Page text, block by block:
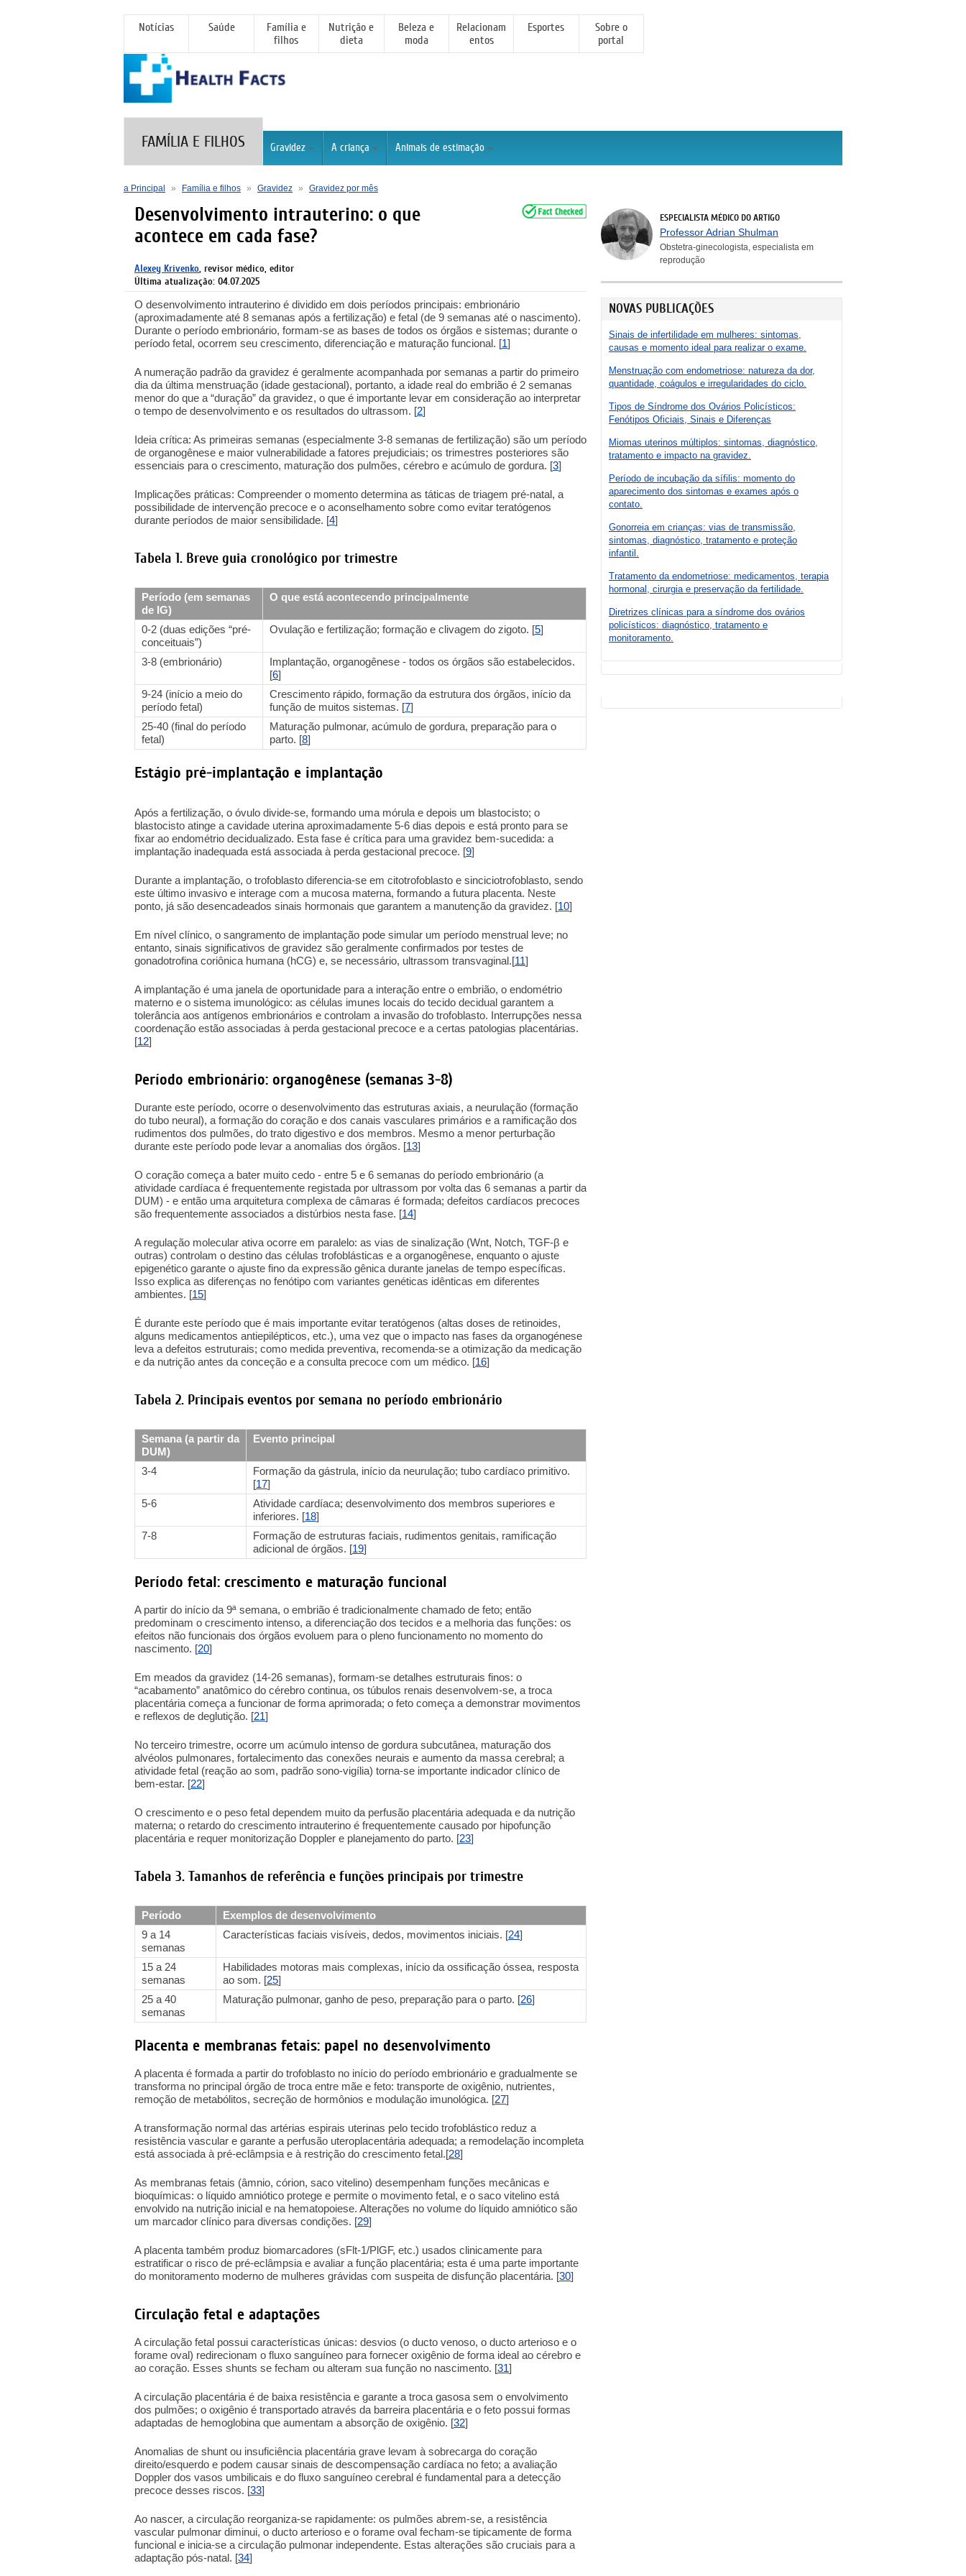
Notícias Saúde
Família e
filhos
Nutrição e
dieta
Beleza e
moda
Relacionam
entos
Esportes
Sobre o
portal
FAMÍLIA E FILHOS Gravidez A criança Animais de estimação
a Principal » Família e filhos » Gravidez » Gravidez por mês
ESPECIALISTA MÉDICO DO ARTIGO
Professor Adrian Shulman
Obstetra-ginecologista, especialista em
reprodução
NOVAS PUBLICAÇÕES
Sinais de infertilidade em mulheres: sintomas,
causas e momento ideal para realizar o exame.
Menstruação com endometriose: natureza da dor,
quantidade, coágulos e irregularidades do ciclo.
Tipos de Síndrome dos Ovários Policísticos:
Fenótipos Oficiais, Sinais e Diferenças
Miomas uterinos múltiplos: sintomas, diagnóstico,
tratamento e impacto na gravidez.
Período de incubação da sífilis: momento do
aparecimento dos sintomas e exames após o
contato.
Gonorreia em crianças: vias de transmissão,
sintomas, diagnóstico, tratamento e proteção
infantil.
Tratamento da endometriose: medicamentos, terapia
hormonal, cirurgia e preservação da fertilidade.
Diretrizes clínicas para a síndrome dos ovários
policísticos: diagnóstico, tratamento e
monitoramento.
Desenvolvimento intrauterino: o que
acontece em cada fase?
Alexey Krivenko, revisor médico, editor
Última atualização: 04.07.2025
O desenvolvimento intrauterino é dividido em dois períodos principais: embrionário
(aproximadamente até 8 semanas após a fertilização) e fetal (de 9 semanas até o nascimento).
Durante o período embrionário, formam-se as bases de todos os órgãos e sistemas; durante o
período fetal, ocorrem seu crescimento, diferenciação e maturação funcional. [1]
A numeração padrão da gravidez é geralmente acompanhada por semanas a partir do primeiro
dia da última menstruação (idade gestacional), portanto, a idade real do embrião é 2 semanas
menor do que a “duração” da gravidez, o que é importante levar em consideração ao interpretar
o tempo de desenvolvimento e os resultados do ultrassom. [2]
Ideia crítica: As primeiras semanas (especialmente 3-8 semanas de fertilização) são um período
de organogênese e maior vulnerabilidade a fatores prejudiciais; os trimestres posteriores são
essenciais para o crescimento, maturação dos pulmões, cérebro e acúmulo de gordura. [3]
Implicações práticas: Compreender o momento determina as táticas de triagem pré-natal, a
possibilidade de intervenção precoce e o aconselhamento sobre como evitar teratógenos
durante períodos de maior sensibilidade. [4]
Tabela 1. Breve guia cronológico por trimestre
Período (em semanas
de IG)
O que está acontecendo principalmente
0-2 (duas edições “pré-
conceituais”)
Ovulação e fertilização; formação e clivagem do zigoto. [5]
3-8 (embrionário)
Implantação, organogênese - todos os órgãos são estabelecidos.
[6]
9-24 (início a meio do
período fetal)
Crescimento rápido, formação da estrutura dos órgãos, início da
função de muitos sistemas. [7]
25-40 (final do período
fetal)
Maturação pulmonar, acúmulo de gordura, preparação para o
parto. [8]
Estágio pré-implantação e implantação
Após a fertilização, o óvulo divide-se, formando uma mórula e depois um blastocisto; o
blastocisto atinge a cavidade uterina aproximadamente 5-6 dias depois e está pronto para se
fixar ao endométrio decidualizado. Esta fase é crítica para uma gravidez bem-sucedida: a
implantação inadequada está associada à perda gestacional precoce. [9]
Durante a implantação, o trofoblasto diferencia-se em citotrofoblasto e sinciciotrofoblasto, sendo
este último invasivo e interage com a mucosa materna, formando a futura placenta. Neste
ponto, já são desencadeados sinais hormonais que garantem a manutenção da gravidez. [10]
Em nível clínico, o sangramento de implantação pode simular um período menstrual leve; no
entanto, sinais significativos de gravidez são geralmente confirmados por testes de
gonadotrofina coriônica humana (hCG) e, se necessário, ultrassom transvaginal.[11]
A implantação é uma janela de oportunidade para a interação entre o embrião, o endométrio
materno e o sistema imunológico: as células imunes locais do tecido decidual garantem a
tolerância aos antígenos embrionários e controlam a invasão do trofoblasto. Interrupções nessa
coordenação estão associadas à perda gestacional precoce e a certas patologias placentárias.
[12]
Período embrionário: organogênese (semanas 3-8)
Durante este período, ocorre o desenvolvimento das estruturas axiais, a neurulação (formação
do tubo neural), a formação do coração e dos canais vasculares primários e a ramificação dos
rudimentos dos pulmões, do trato digestivo e dos membros. Mesmo a menor perturbação
durante este período pode levar a anomalias dos órgãos. [13]
O coração começa a bater muito cedo - entre 5 e 6 semanas do período embrionário (a
atividade cardíaca é frequentemente registada por ultrassom por volta das 6 semanas a partir da
DUM) - e então uma arquitetura complexa de câmaras é formada; defeitos cardíacos precoces
são frequentemente associados a distúrbios nesta fase. [14]
A regulação molecular ativa ocorre em paralelo: as vias de sinalização (Wnt, Notch, TGF-β e
outras) controlam o destino das células trofoblásticas e a organogênese, enquanto o ajuste
epigenético garante o ajuste fino da expressão gênica durante janelas de tempo específicas.
Isso explica as diferenças no fenótipo com variantes genéticas idênticas em diferentes
ambientes. [15]
É durante este período que é mais importante evitar teratógenos (altas doses de retinoides,
alguns medicamentos antiepilépticos, etc.), uma vez que o impacto nas fases da organogénese
leva a defeitos estruturais; como medida preventiva, recomenda-se a otimização da medicação
e da nutrição antes da conceção e a consulta precoce com um médico. [16]
Tabela 2. Principais eventos por semana no período embrionário
Semana (a partir da
DUM)
Evento principal
3-4
Formação da gástrula, início da neurulação; tubo cardíaco primitivo.
[17]
5-6
Atividade cardíaca; desenvolvimento dos membros superiores e
inferiores. [18]
7-8
Formação de estruturas faciais, rudimentos genitais, ramificação
adicional de órgãos. [19]
Período fetal: crescimento e maturação funcional
A partir do início da 9ª semana, o embrião é tradicionalmente chamado de feto; então
predominam o crescimento intenso, a diferenciação dos tecidos e a melhoria das funções: os
efeitos não funcionais dos órgãos evoluem para o pleno funcionamento no momento do
nascimento. [20]
Em meados da gravidez (14-26 semanas), formam-se detalhes estruturais finos: o
“acabamento” anatômico do cérebro continua, os túbulos renais desenvolvem-se, a troca
placentária começa a funcionar de forma aprimorada; o feto começa a demonstrar movimentos
e reflexos de deglutição. [21]
No terceiro trimestre, ocorre um acúmulo intenso de gordura subcutânea, maturação dos
alvéolos pulmonares, fortalecimento das conexões neurais e aumento da massa cerebral; a
atividade fetal (reação ao som, padrão sono-vigília) torna-se importante indicador clínico de
bem-estar. [22]
O crescimento e o peso fetal dependem muito da perfusão placentária adequada e da nutrição
materna; o retardo do crescimento intrauterino é frequentemente causado por hipofunção
placentária e requer monitorização Doppler e planejamento do parto. [23]
Tabela 3. Tamanhos de referência e funções principais por trimestre
Período
Exemplos de desenvolvimento
9 a 14
semanas
Características faciais visíveis, dedos, movimentos iniciais. [24]
15 a 24
semanas
Habilidades motoras mais complexas, início da ossificação óssea, resposta
ao som. [25]
25 a 40
semanas
Maturação pulmonar, ganho de peso, preparação para o parto. [26]
Placenta e membranas fetais: papel no desenvolvimento
A placenta é formada a partir do trofoblasto no início do período embrionário e gradualmente se
transforma no principal órgão de troca entre mãe e feto: transporte de oxigênio, nutrientes,
remoção de metabólitos, secreção de hormônios e modulação imunológica. [27]
A transformação normal das artérias espirais uterinas pelo tecido trofoblástico reduz a
resistência vascular e garante a perfusão uteroplacentária adequada; a remodelação incompleta
está associada à pré-eclâmpsia e à restrição do crescimento fetal.[28]
As membranas fetais (âmnio, córion, saco vitelino) desempenham funções mecânicas e
bioquímicas: o líquido amniótico protege e permite o movimento fetal, e o saco vitelino está
envolvido na nutrição inicial e na hematopoiese. Alterações no volume do líquido amniótico são
um marcador clínico para diversas condições. [29]
A placenta também produz biomarcadores (sFlt-1/PlGF, etc.) usados clinicamente para
estratificar o risco de pré-eclâmpsia e avaliar a função placentária; esta é uma parte importante
do monitoramento moderno de mulheres grávidas com suspeita de disfunção placentária. [30]
Circulação fetal e adaptações
A circulação fetal possui características únicas: desvios (o ducto venoso, o ducto arterioso e o
forame oval) redirecionam o fluxo sanguíneo para fornecer oxigênio de forma ideal ao cérebro e
ao coração. Esses shunts se fecham ou alteram sua função no nascimento. [31]
A circulação placentária é de baixa resistência e garante a troca gasosa sem o envolvimento
dos pulmões; o oxigênio é transportado através da barreira placentária e o feto possui formas
adaptadas de hemoglobina que aumentam a absorção de oxigênio. [32]
Anomalias de shunt ou insuficiência placentária grave levam à sobrecarga do coração
direito/esquerdo e podem causar sinais de descompensação cardíaca no feto; a avaliação
Doppler dos vasos umbilicais e do fluxo sanguíneo cerebral é fundamental para a detecção
precoce desses riscos. [33]
Ao nascer, a circulação reorganiza-se rapidamente: os pulmões abrem-se, a resistência
vascular pulmonar diminui, o ducto arterioso e o forame oval fecham-se tipicamente de forma
funcional e inicia-se a circulação pulmonar independente. Estas alterações são cruciais para a
adaptação pós-natal. [34]